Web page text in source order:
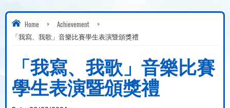
Home > Achievement
>
「我寫、我歌」音樂比賽學生表演暨頒獎禮
「我寫、我歌」音樂比賽
學生表演暨頒獎禮